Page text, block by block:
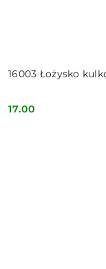
16003 Łożysko
Cena:
17.00